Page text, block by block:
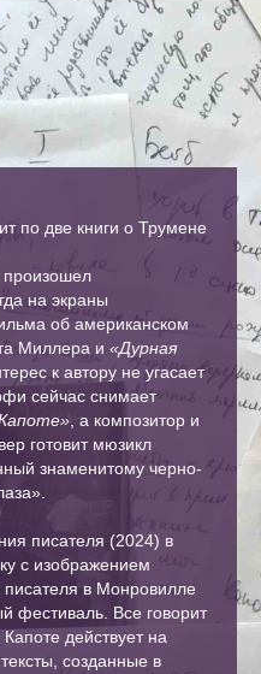
по две книги о Трумене
произошел
на экраны
об американском
Миллера и «Дурная
к автору не угасает
сейчас снимает
, а композитор и
готовит мюзикл
знаменитому черно-
писателя (2024) в
с изображением
в Монровилле
фестиваль. Все говорит
действует на
созданные в